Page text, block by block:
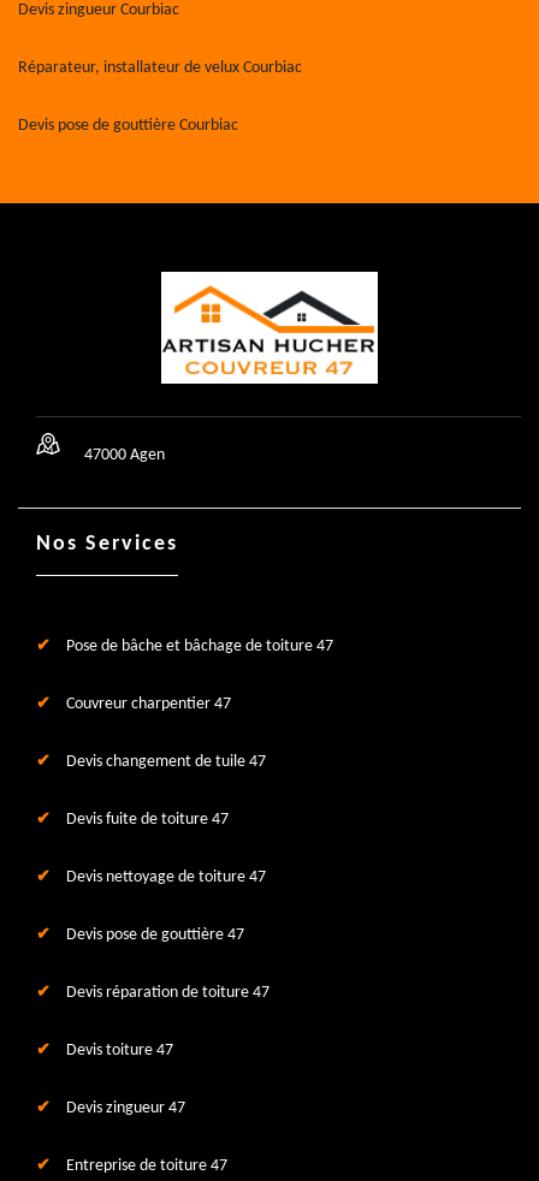
Devis zingueur Courbiac
Réparateur, installateur de velux Courbiac
Devis pose de gouttière Courbiac
47000 Agen
Nos Services
Pose de bâche et bâchage de toiture 47
Couvreur charpentier 47
Devis changement de tuile 47
Devis fuite de toiture 47
Devis nettoyage de toiture 47
Devis pose de gouttière 47
Devis réparation de toiture 47
Devis toiture 47
Devis zingueur 47
Entreprise de toiture 47